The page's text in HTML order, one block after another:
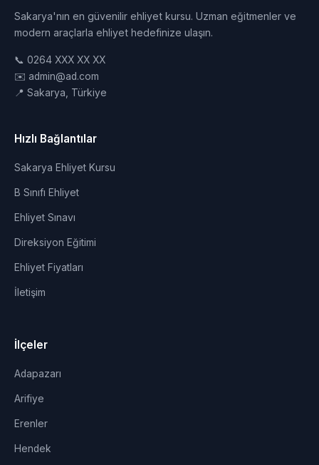
Sakarya'nın en güvenilir ehliyet kursu. Uzman eğitmenler ve
modern araçlarla ehliyet hedefinize ulaşın.
📞 0264 XXX XX XX
✉️ admin@ad.com
📍 Sakarya, Türkiye
Hızlı Bağlantılar
Sakarya Ehliyet Kursu
B Sınıfı Ehliyet
Ehliyet Sınavı
Direksiyon Eğitimi
Ehliyet Fiyatları
İletişim
İlçeler
Adapazarı
Arifiye
Erenler
Hendek